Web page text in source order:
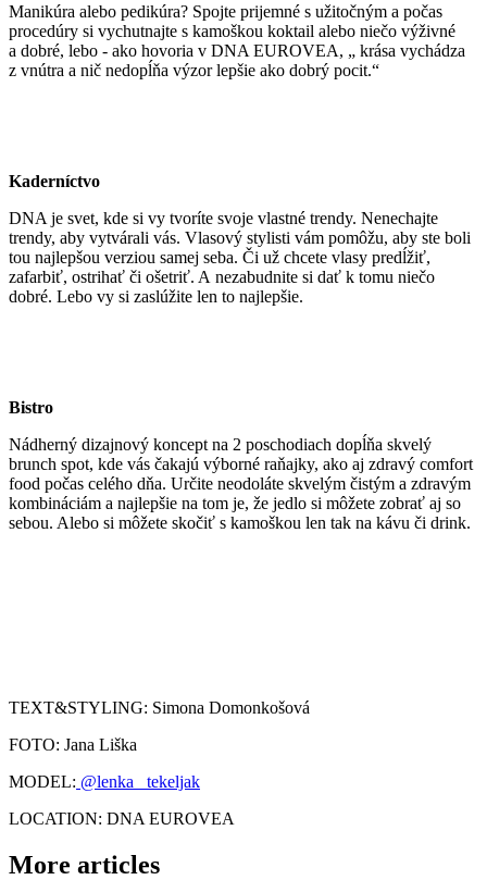
Manikúra alebo pedikúra? Spojte prijemné s užitočným a počas
procedúry si vychutnajte s kamoškou koktail alebo niečo výživné
a dobré, lebo - ako hovoria v DNA EUROVEA, „ krása vychádza
z vnútra a nič nedopĺňa výzor lepšie ako dobrý pocit.“
Kaderníctvo
DNA je svet, kde si vy tvoríte svoje vlastné trendy. Nenechajte
trendy, aby vytvárali vás. Vlasový stylisti vám pomôžu, aby ste boli
tou najlepšou verziou samej seba. Či už chcete vlasy predĺžiť,
zafarbiť, ostrihať či ošetriť. A nezabudnite si dať k tomu niečo
dobré. Lebo vy si zaslúžite len to najlepšie.
Bistro
Nádherný dizajnový koncept na 2 poschodiach dopĺňa skvelý
brunch spot, kde vás čakajú výborné raňajky, ako aj zdravý comfort
food počas celého dňa. Určite neodoláte skvelým čistým a zdravým
kombináciám a najlepšie na tom je, že jedlo si môžete zobrať aj so
sebou. Alebo si môžete skočiť s kamoškou len tak na kávu či drink.
TEXT&STYLING: Simona Domonkošová
FOTO: Jana Liška
MODEL: @lenka _tekeljak
LOCATION: DNA EUROVEA
More articles